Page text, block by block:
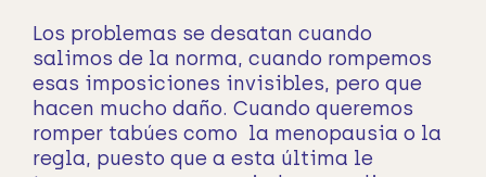
Los problemas se desatan cuando
salimos de la norma, cuando rompemos
esas imposiciones invisibles, pero que
hacen mucho daño. Cuando queremos
romper tabúes como la menopausia o la
regla, puesto que a esta última le